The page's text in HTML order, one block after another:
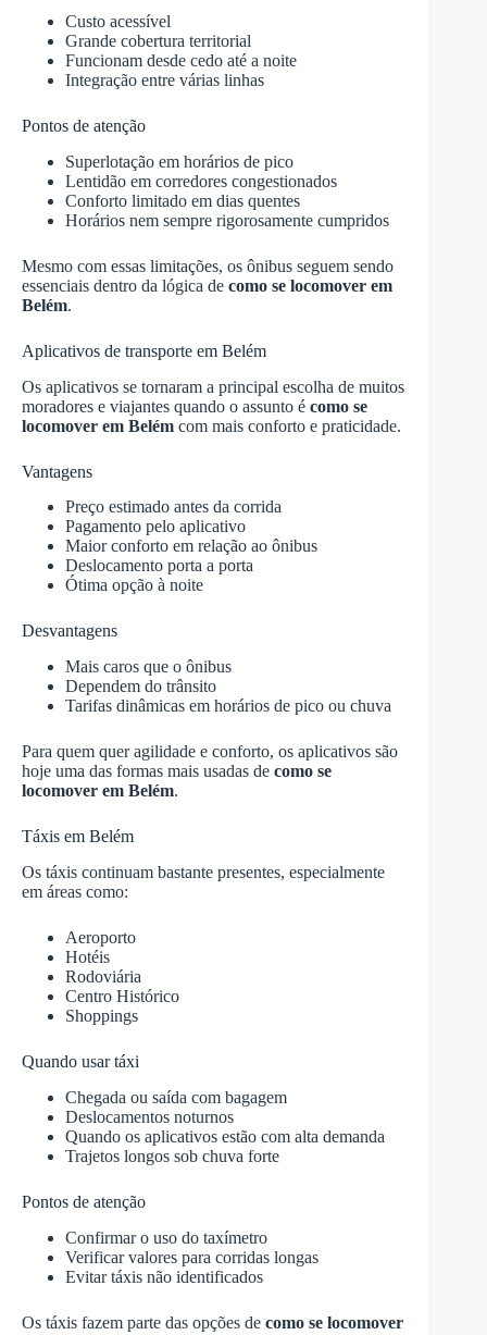
Custo acessível
Grande cobertura territorial
Funcionam desde cedo até a noite
Integração entre várias linhas
Pontos de atenção
Superlotação em horários de pico
Lentidão em corredores congestionados
Conforto limitado em dias quentes
Horários nem sempre rigorosamente cumpridos
Mesmo com essas limitações, os ônibus seguem sendo
essenciais dentro da lógica de como se locomover em
Belém.
Aplicativos de transporte em Belém
Os aplicativos se tornaram a principal escolha de muitos
moradores e viajantes quando o assunto é como se
locomover em Belém com mais conforto e praticidade.
Vantagens
Preço estimado antes da corrida
Pagamento pelo aplicativo
Maior conforto em relação ao ônibus
Deslocamento porta a porta
Ótima opção à noite
Desvantagens
Mais caros que o ônibus
Dependem do trânsito
Tarifas dinâmicas em horários de pico ou chuva
Para quem quer agilidade e conforto, os aplicativos são
hoje uma das formas mais usadas de como se
locomover em Belém.
Táxis em Belém
Os táxis continuam bastante presentes, especialmente
em áreas como:
Aeroporto
Hotéis
Rodoviária
Centro Histórico
Shoppings
Quando usar táxi
Chegada ou saída com bagagem
Deslocamentos noturnos
Quando os aplicativos estão com alta demanda
Trajetos longos sob chuva forte
Pontos de atenção
Confirmar o uso do taxímetro
Verificar valores para corridas longas
Evitar táxis não identificados
Os táxis fazem parte das opções de como se locomover